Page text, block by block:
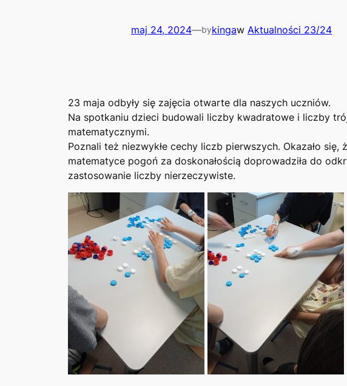
maj 24, 2024—bykingaw Aktualności 23/24
23 maja odbyły się zajęcia otwarte dla naszych uczniów.
Na spotkaniu dzieci budowali liczby kwadratowe i liczby
matematycznymi.
Poznali też niezwykłe cechy liczb pierwszych. Okazało się,
matematyce pogoń za doskonałością doprowadziła do
zastosowanie liczby nierzeczywiste.